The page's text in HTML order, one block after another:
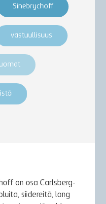
Sinebrychoff
vastuullisuus
on osa Carlsberg-
siidereitä, long